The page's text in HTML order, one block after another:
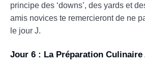
principe des ‘downs’, des yards et
amis novices te remercieront de ne
le jour J.
Jour 6 : La Préparation Culinaire